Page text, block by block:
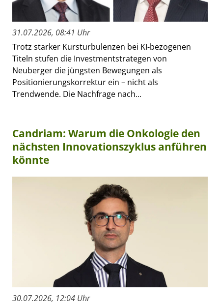
31.07.2026, 08:41 Uhr
Trotz starker Kursturbulenzen bei KI-bezogenen
Titeln stufen die Investmentstrategen von
Neuberger die jüngsten Bewegungen als
Positionierungskorrektur ein – nicht als
Trendwende. Die Nachfrage nach...
Candriam: Warum die Onkologie den
nächsten Innovationszyklus anführen
könnte
30.07.2026, 12:04 Uhr